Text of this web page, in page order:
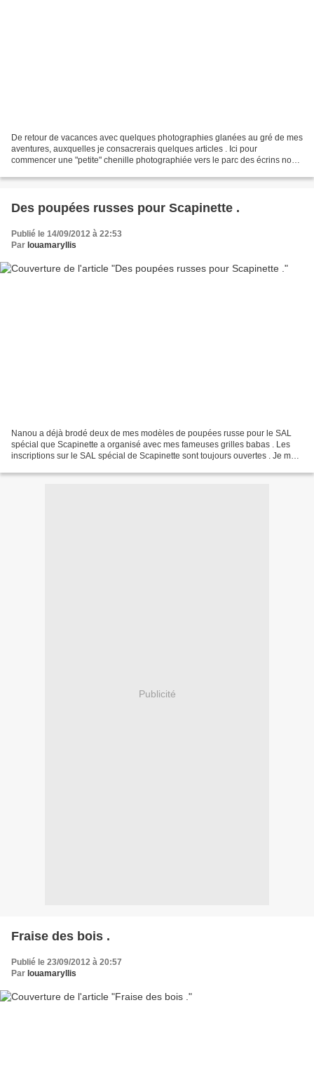
De retour de vacances avec quelques photographies glanées au gré de mes
aventures, auxquelles je consacrerais quelques articles . Ici pour
commencer une "petite" chenille photographiée vers le parc des écrins non
Des poupées russes pour Scapinette .
Publié le 14/09/2012 à 22:53
Par louamaryllis
Nanou a déjà brodé deux de mes modèles de poupées russe pour le SAL
spécial que Scapinette a organisé avec mes fameuses grilles babas . Les
inscriptions sur le SAL spécial de Scapinette sont toujours ouvertes . Je me
Publicité
Fraise des bois .
Publié le 23/09/2012 à 20:57
Par louamaryllis